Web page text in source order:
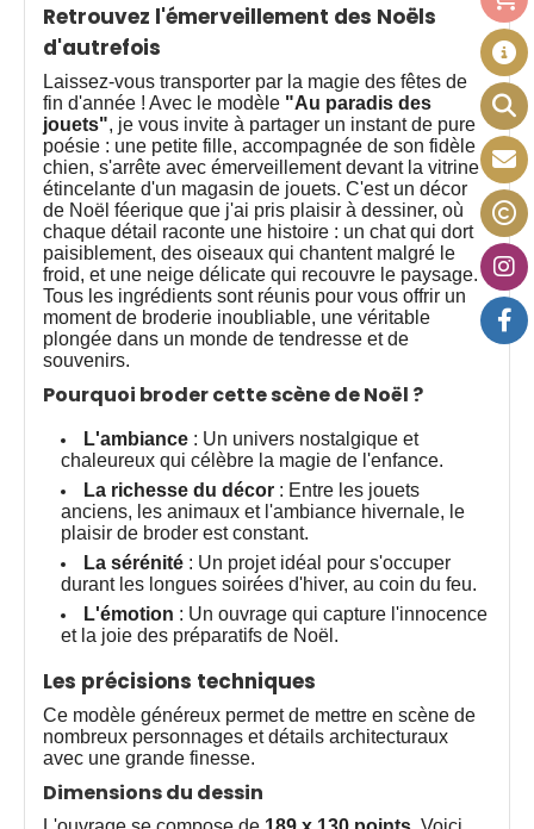
Retrouvez l'émerveillement des Noëls
d'autrefois
Laissez-vous transporter par la magie des fêtes de
fin d'année ! Avec le modèle "Au paradis des
jouets", je vous invite à partager un instant de pure
poésie : une petite fille, accompagnée de son fidèle
chien, s'arrête avec émerveillement devant la vitrine
étincelante d'un magasin de jouets. C'est un décor
de Noël féerique que j'ai pris plaisir à dessiner, où
chaque détail raconte une histoire : un chat qui dort
paisiblement, des oiseaux qui chantent malgré le
froid, et une neige délicate qui recouvre le paysage.
Tous les ingrédients sont réunis pour vous offrir un
moment de broderie inoubliable, une véritable
plongée dans un monde de tendresse et de
souvenirs.
Pourquoi broder cette scène de Noël ?
L'ambiance : Un univers nostalgique et
chaleureux qui célèbre la magie de l'enfance.
La richesse du décor : Entre les jouets
anciens, les animaux et l'ambiance hivernale, le
plaisir de broder est constant.
La sérénité : Un projet idéal pour s'occuper
durant les longues soirées d'hiver, au coin du feu.
L'émotion : Un ouvrage qui capture l'innocence
et la joie des préparatifs de Noël.
Les précisions techniques
Ce modèle généreux permet de mettre en scène de
nombreux personnages et détails architecturaux
avec une grande finesse.
Dimensions du dessin